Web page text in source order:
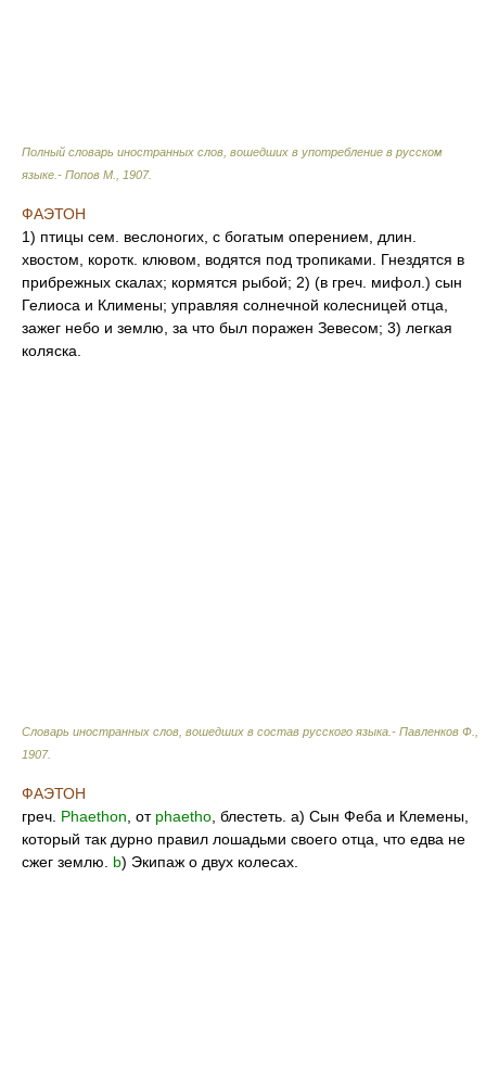
Полный словарь иностранных слов, вошедших в употребление в русском
языке.- Попов М.
1907.
ФАЭТОН
1) птицы сем. веслоногих, с богатым оперением, длин.
хвостом, коротк. клювом, водятся под тропиками. Гнездятся в
прибрежных скалах; кормятся рыбой; 2) (в греч. мифол.) сын
Гелиоса и Климены; управляя солнечной колесницей отца,
зажег небо и землю, за что был поражен Зевесом; 3) легкая
коляска.
Словарь иностранных слов, вошедших в состав русского языка.- Павленков Ф.
1907.
ФАЭТОН
греч. Phaethon , от phaetho , блестеть. а) Сын Феба и Клемены,
который так дурно правил лошадьми своего отца, что едва не
сжег землю. b) Экипаж о двух колесах.